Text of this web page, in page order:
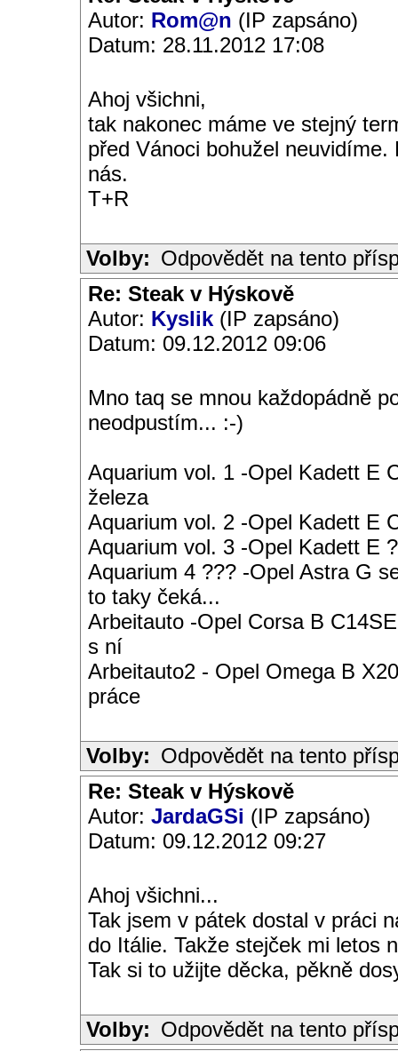
Autor: Rom@n (IP zapsáno)
Datum: 28.11.2012 17:08
Ahoj všichni,
tak nakonec máme ve stejný
před Vánoci bohužel
nás.
T+R
Volby: Odpovědět na tento
Re: Steak v Hýskově
Autor: Kyslik (IP zapsáno)
Datum: 09.12.2012 09:06
Mno taq se mnou každopádně
neodpustím... :-)
Aquarium vol. 1 -Opel Kadett E
železa
Aquarium vol. 2 -Opel Kadett E
Aquarium vol. 3 -Opel Kadett E
Aquarium 4 ??? -Opel Astra G
to taky čeká...
Arbeitauto -Opel Corsa B
s ní
Arbeitauto2 - Opel Omega B
práce
Volby: Odpovědět na tento
Re: Steak v Hýskově
Autor: JardaGSi (IP zapsáno)
Datum: 09.12.2012 09:27
Ahoj všichni...
Tak jsem v pátek dostal v práci
do Itálie. Takže stejček mi letos
Tak si to užijte děcka, pěkně
Volby: Odpovědět na tento